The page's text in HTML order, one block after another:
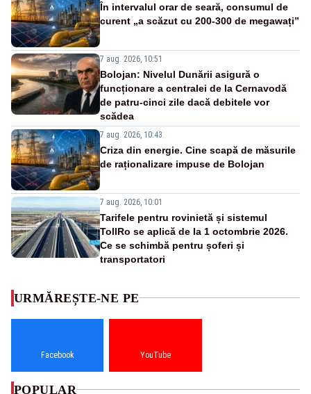
În intervalul orar de seară, consumul de
curent „a scăzut cu 200-300 de megawați”
7 aug. 2026, 10:51
Bolojan: Nivelul Dunării asigură o
funcționare a centralei de la Cernavodă
de patru-cinci zile dacă debitele vor
scădea
7 aug. 2026, 10:43
Criza din energie. Cine scapă de măsurile
de raționalizare impuse de Bolojan
7 aug. 2026, 10:01
Tarifele pentru rovinietă și sistemul
TollRo se aplică de la 1 octombrie 2026.
Ce se schimbă pentru șoferi și
transportatori
URMĂREȘTE-NE PE
Facebook YouTube
POPULAR